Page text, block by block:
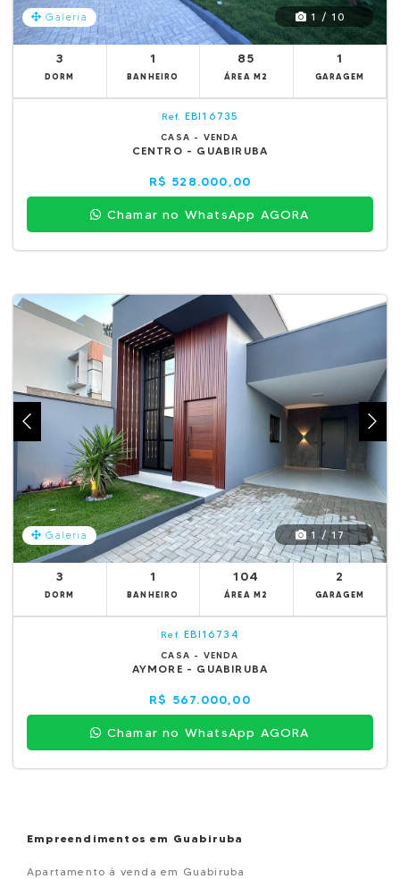
Galeria 1 / 10
3
DORM
1
BANHEIRO
85
ÁREA M2
1
GARAGEM
Ref. EBI16735
CASA - VENDA
CENTRO - GUABIRUBA
R$ 528.000,00
Chamar no WhatsApp AGORA
Galeria 1 / 17
3
DORM
1
BANHEIRO
104
ÁREA M2
2
GARAGEM
Ref. EBI16734
CASA - VENDA
AYMORE - GUABIRUBA
R$ 567.000,00
Chamar no WhatsApp AGORA
Empreendimentos em Guabiruba
Apartamento à venda em Guabiruba